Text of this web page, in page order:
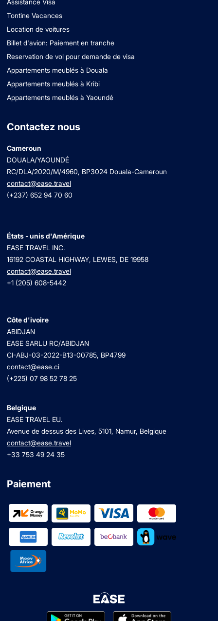
Assistance Visa
Tontine Vacances
Location de voitures
Billet d'avion: Paiement en tranche
Reservation de vol pour demande de visa
Appartements meublés à Douala
Appartements meublés à Kribi
Appartements meublés à Yaoundé
Contactez nous
Cameroun
DOUALA/YAOUNDÉ
RC/DLA/2020/M/4960, BP3024 Douala-Cameroun
contact@ease.travel
(+237) 652 94 70 60
États - unis d'Amérique
EASE TRAVEL INC.
16192 COASTAL HIGHWAY, LEWES, DE 19958
contact@ease.travel
+1 (205) 608-5442
Côte d'ivoire
ABIDJAN
EASE SARLU RC/ABIDJAN
CI-ABJ-03-2022-B13-00785, BP4799
contact@ease.ci
(+225) 07 98 52 78 25
Belgique
EASE TRAVEL EU.
Avenue de dessus des Lives, 5101, Namur, Belgique
contact@ease.travel
+33 753 49 24 35
Paiement